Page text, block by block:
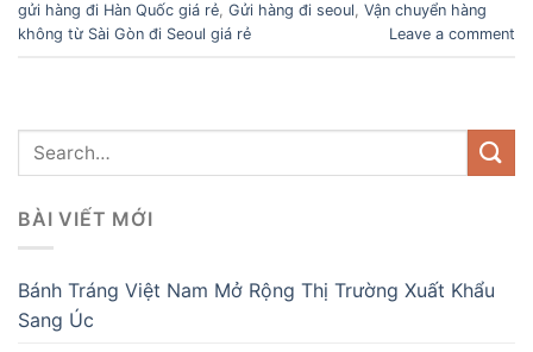
gửi hàng đi Hàn Quốc giá rẻ, Gửi hàng đi seoul, Vận chuyển hàng
không từ Sài Gòn đi Seoul giá rẻ
Leave a comment
BÀI VIẾT MỚI
Bánh Tráng Việt Nam Mở Rộng Thị Trường Xuất Khẩu
Sang Úc